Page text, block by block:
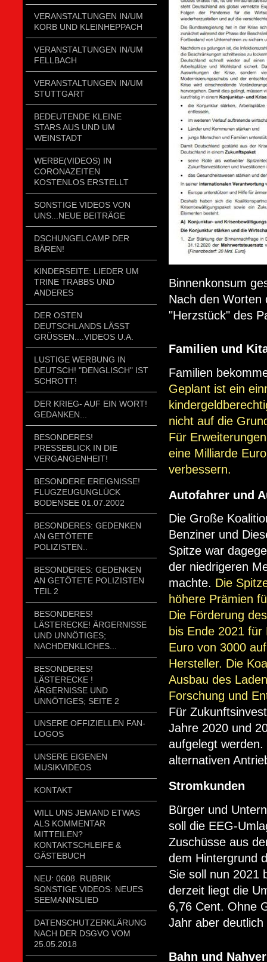
VERANSTALTUNGEN IN/UM
KORB UND KLEINHEPPACH
VERANSTALTUNGEN IN/UM
FELLBACH
VERANSTALTUNGEN IN/UM
STUTTGART
BEDEUTENDE KLEINE
STARS AUS UND UM
WEINSTADT
WERBE(VIDEOS) IN
CORONAZEITEN
KOSTENLOS ERSTELLT
SONSTIGE VIDEOS VON
UNS...NEUE BEITRÄGE
DSCHUNGELCAMP DER
BÄREN!
KINDERSEITE: LIEDER UM
TRINE TRABBS UND
ANDERES
DER OSTEN
DEUTSCHLANDS LÄSST
GRÜSSEN....VIDEOS U.A.
LUSTIGE WERBUNG IN
DEUTSCH! "DENGLISCH" IST
SCHROTT!
DER KRIEG- AUF EIN WORT!
GEDANKEN...
BESONDERES!
PRESSEBLICK IN DIE
VERGANGENHEIT!
BESONDERE EREIGNISSE!
FLUGZEUGUNGLÜCK
BODENSEE 01.07.2002
BESONDERES: GEDENKEN
AN GETÖTETE
POLIZISTEN..
BESONDERES: GEDENKEN
AN GETÖTETE POLIZISTEN
TEIL 2
BESONDERES!
LÄSTERECKE! ÄRGERNISSE
UND UNNÖTIGES;
NACHDENKLICHES...
BESONDERES!
LÄSTERECKE !
ÄRGERNISSE UND
UNNÖTIGES; SEITE 2
UNSERE OFFIZIELLEN FAN-
LOGOS
UNSERE EIGENEN
MUSIKVIDEOS
KONTAKT
WILL UNS JEMAND ETWAS
ALS KOMMENTAR
MITTEILEN?
KONTAKTSCHLEIFE &
GÄSTEBUCH
NEU: 0608. RUBRIK
SONSTIGE VIDEOS: NEUES
SEEMANNSLIED
DATENSCHUTZERKLÄRUNG
NACH DER DSGVO VOM
25.05.2018
Binnenkonsum
Nach den Worten
"Herzstück" des
Familien und
Familien
Geplant ist ein
nicht auf die
Für
eine Milliarde
verbessern.
Autofahrer und
Die Große
Benziner und
Spitze war
der niedrigeren
machte. Die
höhere Prämien
Die Förderung
bis Ende 2021
Euro von 3000
Hersteller. Die
Ausbau des
Forschung und
Für
Jahre 2020 und
aufgelegt
alternativen
Stromkunden
Bürger und
soll die EEG-
Zuschüsse aus
dem Hintergrund
Sie soll nun 2021
derzeit liegt die
6,76 Cent. Ohne
Jahr aber
Bahn und